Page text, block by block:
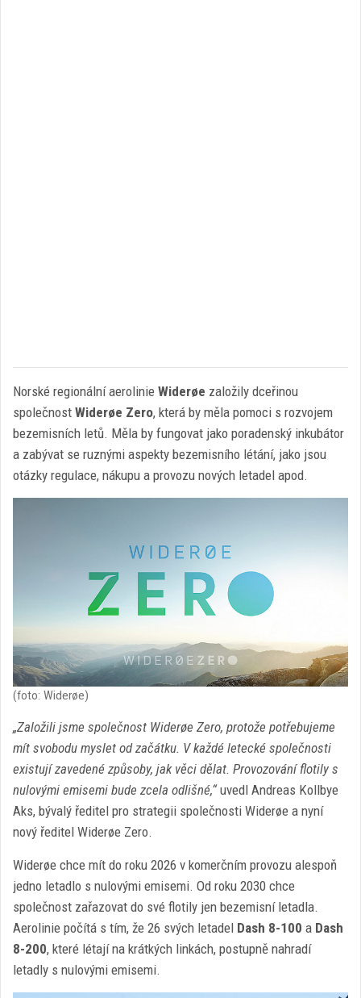
Norské regionální aerolinie Widerøe založily dceřinou
společnost Widerøe Zero, která by měla pomoci s rozvojem
bezemisních letů. Měla by fungovat jako poradenský inkubátor
a zabývat se ruznými aspekty bezemisního létání, jako jsou
otázky regulace, nákupu a provozu nových letadel apod.
(foto: Widerøe)
„Založili jsme společnost Widerøe Zero, protože potřebujeme
mít svobodu myslet od začátku. V každé letecké společnosti
existují zavedené způsoby, jak věci dělat. Provozování flotily s
nulovými emisemi bude zcela odlišné,“uvedl Andreas Kollbye
Aks, bývalý ředitel pro strategii společnosti Widerøe a nyní
nový ředitel Widerøe Zero.
Widerøe chce mít do roku 2026 v komerčním provozu alespoň
jedno letadlo s nulovými emisemi. Od roku 2030 chce
společnost zařazovat do své flotily jen bezemisní letadla.
Aerolinie počítá s tím, že 26 svých letadel Dash 8-100 a Dash
8-200, které létají na krátkých linkách, postupně nahradí
letadly s nulovými emisemi.